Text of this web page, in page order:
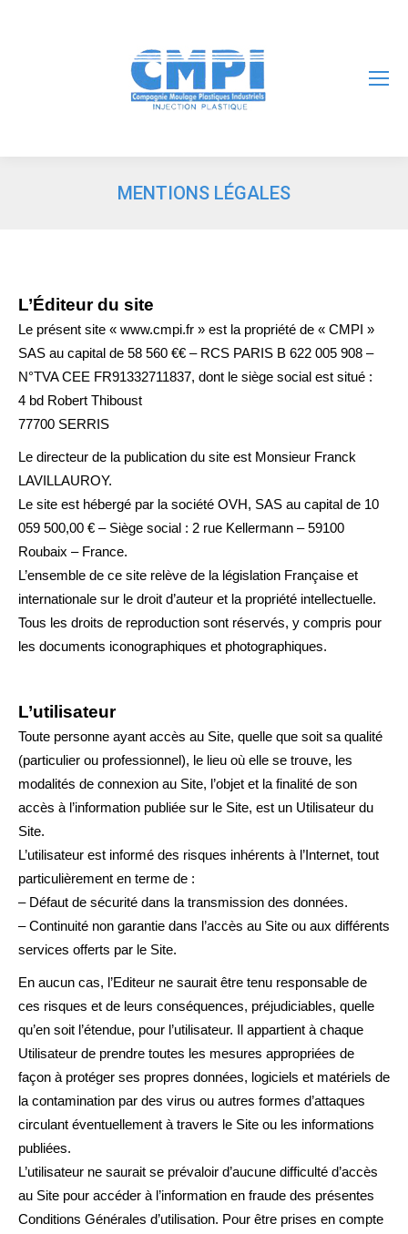
MENTIONS LÉGALES
L’Éditeur du site
Le présent site « www.cmpi.fr » est la propriété de « CMPI »
SAS au capital de 58 560 €€ – RCS PARIS B 622 005 908 –
N°TVA CEE FR91332711837, dont le siège social est situé :
4 bd Robert Thiboust
77700 SERRIS
Le directeur de la publication du site est Monsieur Franck
LAVILLAUROY.
Le site est hébergé par la société OVH, SAS au capital de 10
059 500,00 € – Siège social : 2 rue Kellermann – 59100
Roubaix – France.
L’ensemble de ce site relève de la législation Française et
internationale sur le droit d’auteur et la propriété intellectuelle.
Tous les droits de reproduction sont réservés, y compris pour
les documents iconographiques et photographiques.
L’utilisateur
Toute personne ayant accès au Site, quelle que soit sa qualité
(particulier ou professionnel), le lieu où elle se trouve, les
modalités de connexion au Site, l’objet et la finalité de son
accès à l’information publiée sur le Site, est un Utilisateur du
Site.
L’utilisateur est informé des risques inhérents à l’Internet, tout
particulièrement en terme de :
– Défaut de sécurité dans la transmission des données.
– Continuité non garantie dans l’accès au Site ou aux différents
services offerts par le Site.
En aucun cas, l’Editeur ne saurait être tenu responsable de
ces risques et de leurs conséquences, préjudiciables, quelle
qu’en soit l’étendue, pour l’utilisateur. Il appartient à chaque
Utilisateur de prendre toutes les mesures appropriées de
façon à protéger ses propres données, logiciels et matériels de
la contamination par des virus ou autres formes d’attaques
circulant éventuellement à travers le Site ou les informations
publiées.
L’utilisateur ne saurait se prévaloir d’aucune difficulté d’accès
au Site pour accéder à l’information en fraude des présentes
Conditions Générales d’utilisation. Pour être prises en compte